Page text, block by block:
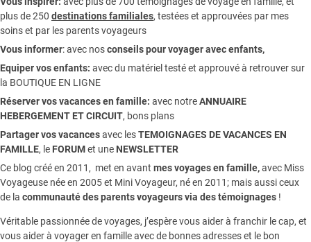
plus de 250 destinations familiales, testées et approuvées par mes
soins et par les parents voyageurs
Vous informer:avec nosconseils pour voyager avec enfants,
Equiper vos enfants: avec du matériel testé et approuvé à retrouver sur
la BOUTIQUE EN LIGNE
Réserver vos vacances en famille: avec notreANNUAIRE
HEBERGEMENT ET CIRCUIT, bons plans
Partager vos vacancesavec lesTEMOIGNAGES DE VACANCES EN
FAMILLE, le FORUMet une NEWSLETTER
Ce blog créé en 2011, met en avant mes voyages en famille,avec Miss
Voyageuse née en 2005 et Mini Voyageur, né en 2011; mais aussi ceux
de la communauté des parents voyageurs via des témoignages !
Véritable passionnée de voyages, j’espère vous aider à franchir le cap, et
vous aider à voyager en famille avec de bonnes adresses et le bon